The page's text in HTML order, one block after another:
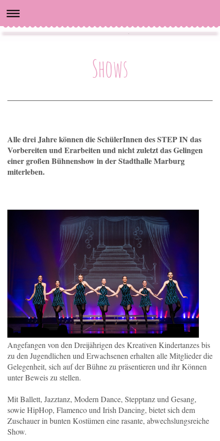
Shows
Alle drei Jahre können die SchülerInnen des STEP IN das
Vorbereiten und Erarbeiten und nicht zuletzt das Gelingen
einer großen Bühnenshow in der Stadthalle Marburg
miterleben.
Angefangen von den Dreijährigen des Kreativen Kindertanzes bis
zu den Jugendlichen und Erwachsenen erhalten alle Mitglieder die
Gelegenheit, sich auf der Bühne zu präsentieren und ihr Können
unter Beweis zu stellen.
Mit Ballett, Jazztanz, Modern Dance, Stepptanz und Gesang,
sowie HipHop, Flamenco und Irish Dancing, bietet sich dem
Zuschauer in bunten Kostümen eine rasante, abwechslungsreiche
Show.